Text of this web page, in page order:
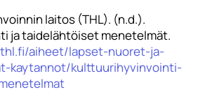
laitos (THL). (n.d.).
ja taidelähtöiset menetelmät.
aiheet/lapset-nuoret-ja-
kaytannot/kulttuurihyvinvointi-